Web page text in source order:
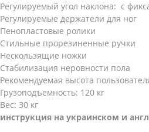
Регулируемый угол наклона: с
Регулируемые держатели для ног
Пенопластовые ролики
Стильные прорезиненные ручки
Нескользящие ножки
Стабилизация неровности пола
Рекомендуемая высота
Грузоподъемность: 120 кг
Вес: 30 кг
инструкция на украинском и